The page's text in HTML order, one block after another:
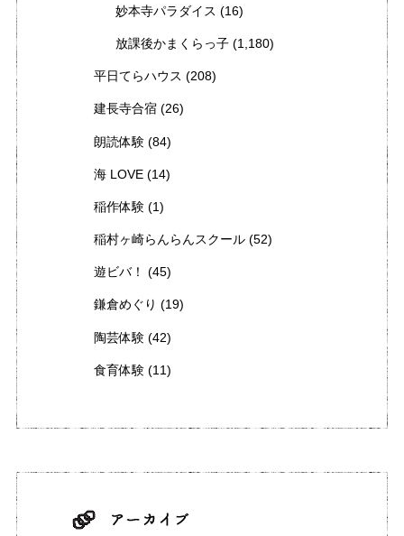
妙本寺パラダイス (16)
放課後かまくらっ子(1,180)
平日てらハウス (208)
建長寺合宿(26)
朗読体験(84)
海 LOVE(14)
稲作体験(1)
稲村ヶ崎らんらんスクール(52)
遊ビバ！ (45)
鎌倉めぐり (19)
陶芸体験(42)
食育体験(11)